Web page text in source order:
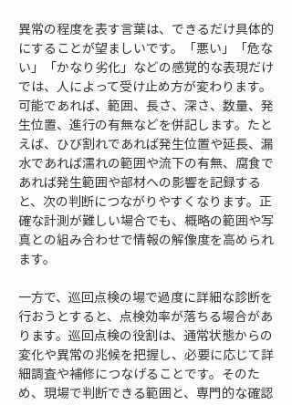
異常の程度を表す言葉は、できるだけ具体的
にすることが望ましいです。「悪い」「危な
い」「かなり劣化」などの感覚的な表現だけ
では、人によって受け止め方が変わります。
可能であれば、範囲、長さ、深さ、数量、発
生位置、進行の有無などを併記します。たと
えば、ひび割れであれば発生位置や延長、漏
水であれば濡れの範囲や流下の有無、腐食で
あれば発生範囲や部材への影響を記録する
と、次の判断につながりやすくなります。正
確な計測が難しい場合でも、概略の範囲や写
真との組み合わせで情報の解像度を高められ
ます。
一方で、巡回点検の場で過度に詳細な診断を
行おうとすると、点検効率が落ちる場合があ
ります。巡回点検の役割は、通常状態からの
変化や異常の兆候を把握し、必要に応じて詳
細調査や補修につなげることです。そのた
め、現場で判断できる範囲と、専門的な確認